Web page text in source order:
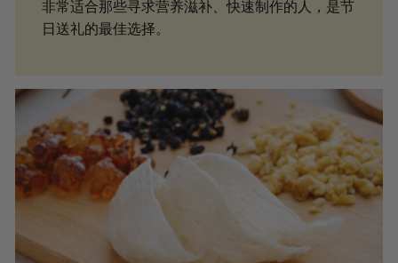
非常适合那些寻求营养滋补、快速制作的人，是节
日送礼的最佳选择。